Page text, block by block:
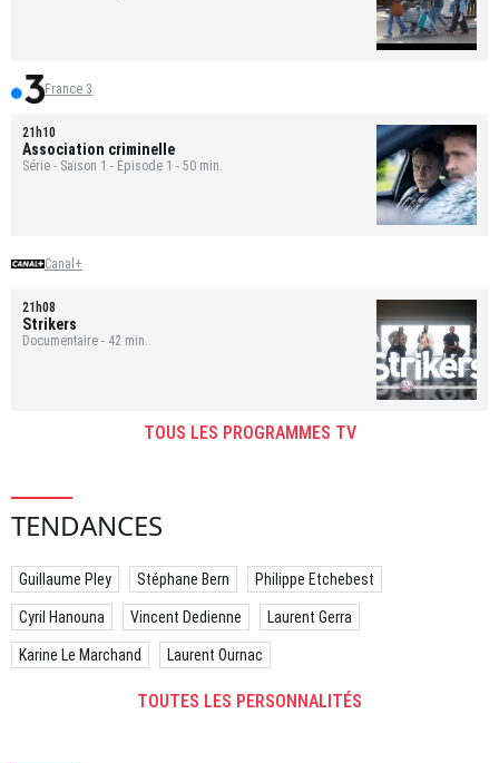
France 3
21h10
Association criminelle
Série - Saison 1 - Épisode 1 - 50 min.
Canal+
21h08
Strikers
Documentaire - 42 min.
TOUS LES PROGRAMMES TV
TENDANCES
Guillaume Pley Stéphane Bern Philippe Etchebest
Cyril Hanouna Vincent Dedienne Laurent Gerra
Karine Le Marchand Laurent Ournac
TOUTES LES PERSONNALITÉS